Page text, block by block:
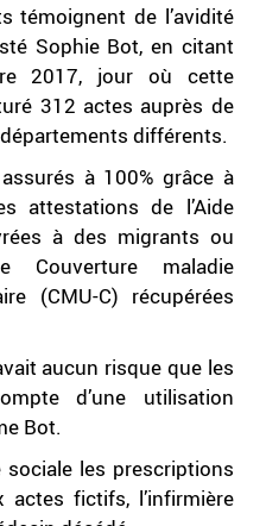
témoignent de l’avidité
Sophie Bot, en citant
2017, jour où cette
312 actes auprès de
différents.
à 100% grâce à
attestations de l’Aide
à des migrants ou
maladie
(CMU-C) récupérées
aucun risque que les
d’une utilisation
Bot.
les prescriptions
actes fictifs, l’infirmière